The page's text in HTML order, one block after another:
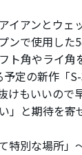
イアンとウェ
ンで使用した
ト角やライ角
定の新作「
けもいいので
」と期待を寄
特別な場所」